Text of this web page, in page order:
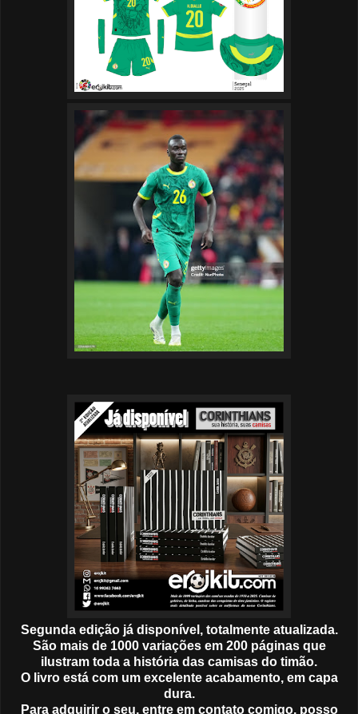
Segunda edição já disponível, totalmente atualizada.
São mais de 1000 variações em 200 páginas que
ilustram toda a história das camisas do timão.
O livro está com um excelente acabamento, em capa
dura.
Para adquirir o seu, entre em contato comigo, posso